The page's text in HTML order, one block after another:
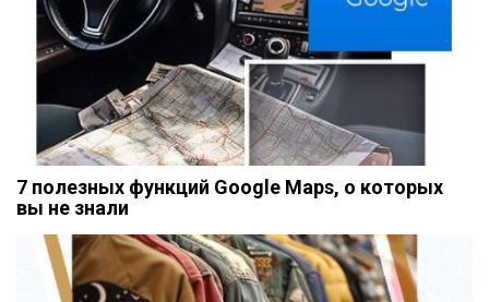
7 полезных функций Google Maps, о которых
вы не знали